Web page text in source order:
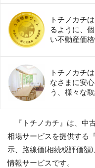
トチノカチ
るように、
い不動産価
トチノカチ
なさまに安
う、様々な
『トチノカチ』は、中
相場サービスを提供する『
示、路線価(相続税評価額
情報サービスです。